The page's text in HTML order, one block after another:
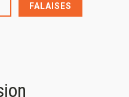
FALAISES